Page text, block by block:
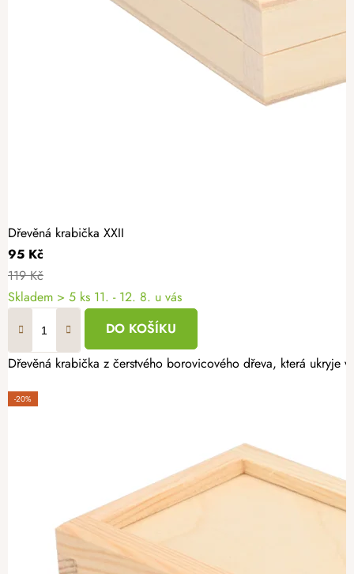
Dřevěná krabička XXII
95 Kč
119 Kč
Skladem > 5 ks 11. - 12. 8. u vás
DO KOŠÍKU
Dřevěná krabička z čerstvého borovicového dřeva, která ukryje
-20%